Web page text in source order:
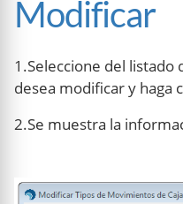
Modificar
1.Seleccione del
desea modificar y haga
2.Se muestra la